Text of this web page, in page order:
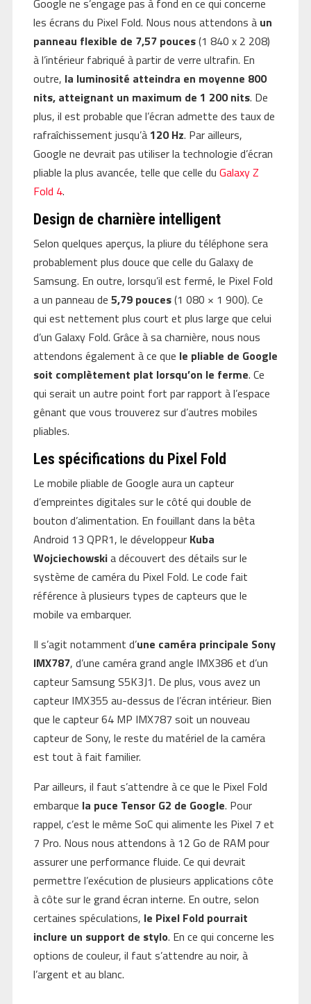
Google ne s’engage pas à fond en ce qui concerne
les écrans du Pixel Fold. Nous nous attendons à un
panneau flexible de 7,57 pouces(1 840 x 2 208)
à l’intérieur fabriqué à partir de verre ultrafin. En
outre, la luminosité atteindra en moyenne 800
nits, atteignant un maximum de 1 200 nits. De
plus, il est probable que l’écran admette des taux de
rafraîchissement jusqu’à 120 Hz. Par ailleurs,
Google ne devrait pas utiliser la technologie d’écran
pliable la plus avancée, telle que celle du Galaxy Z
Fold 4.
Design de charnière intelligent
Selon quelques aperçus, la pliure du téléphone sera
probablement plus douce que celle du Galaxy de
Samsung. En outre, lorsqu’il est fermé, le Pixel Fold
a un panneau de 5,79 pouces(1 080 × 1 900). Ce
qui est nettement plus court et plus large que celui
d’un Galaxy Fold. Grâce à sa charnière, nous nous
attendons également à ce que le pliable de Google
soit complètement plat lorsqu’on le ferme. Ce
qui serait un autre point fort par rapport à l’espace
gênant que vous trouverez sur d’autres mobiles
pliables.
Les spécifications du Pixel Fold
Le mobile pliable de Google aura un capteur
d’empreintes digitales sur le côté qui double de
bouton d’alimentation. En fouillant dans la bêta
Android 13 QPR1, le développeur Kuba
Wojciechowskia découvert des détails sur le
système de caméra du Pixel Fold. Le code fait
référence à plusieurs types de capteurs que le
mobile va embarquer.
Il s’agit notamment d’une caméra principale Sony
IMX787, d’une caméra grand angle IMX386 et d’un
capteur Samsung S5K3J1. De plus, vous avez un
capteur IMX355 au-dessus de l’écran intérieur. Bien
que le capteur 64 MP IMX787 soit un nouveau
capteur de Sony, le reste du matériel de la caméra
est tout à fait familier.
Par ailleurs, il faut s’attendre à ce que le Pixel Fold
embarque la puce Tensor G2 de Google. Pour
rappel, c’est le même SoC qui alimente les Pixel 7 et
7 Pro. Nous nous attendons à 12 Go de RAM pour
assurer une performance fluide. Ce qui devrait
permettre l’exécution de plusieurs applications côte
à côte sur le grand écran interne. En outre, selon
certaines spéculations, le Pixel Fold pourrait
inclure un support de stylo. En ce qui concerne les
options de couleur, il faut s’attendre au noir, à
l’argent et au blanc.